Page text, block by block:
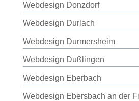
Webdesign Donzdorf
Webdesign Durlach
Webdesign Durmersheim
Webdesign Dußlingen
Webdesign Eberbach
Webdesign Ebersbach an der